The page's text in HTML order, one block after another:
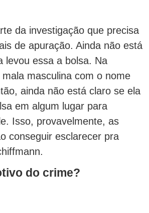
da investigação que precisa
de apuração. Ainda não está
levou essa a bolsa. Na
masculina com o nome
ainda não está claro se ela
em algum lugar para
Isso, provavelmente, as
conseguir esclarecer pra
do crime?